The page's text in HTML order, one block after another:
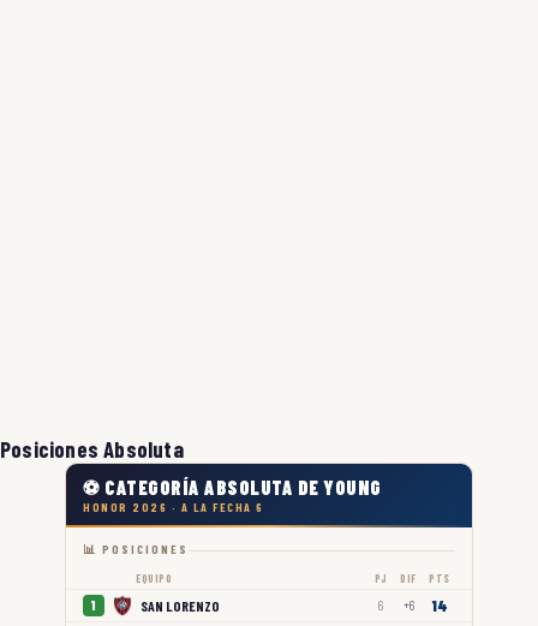
Posiciones Absoluta
⚽ CATEGORÍA ABSOLUTA DE YOUNG
HONOR 2026 · A LA FECHA 6
📊 POSICIONES
EQUIPO PJ DIF PTS
1 SAN LORENZO 6 +6 14